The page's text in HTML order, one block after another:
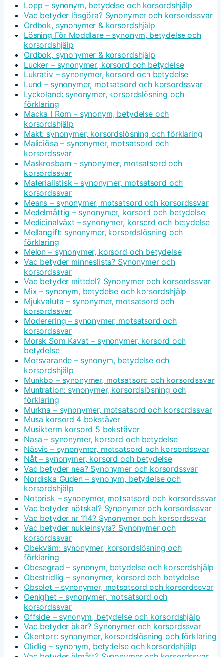
Lopp – synonym, betydelse och korsordshjälp
Vad betyder lösgöra? Synonymer och korsordssvar
Ordbok, synonymer & korsordshjälp
Lösning För Moddlare – synonym, betydelse och
korsordshjälp
Ordbok, synonymer & korsordshjälp
Lucker – synonymer, korsord och betydelse
Lukrativ – synonymer, korsord och betydelse
Lund – synonymer, motsatsord och korsordssvar
Lyckoland: synonymer, korsordslösning och
förklaring
Macka I Rom – synonym, betydelse och
korsordshjälp
Makt: synonymer, korsordslösning och förklaring
Maliciösa – synonymer, motsatsord och
korsordssvar
Maskrosbarn – synonymer, motsatsord och
korsordssvar
Materialistisk – synonymer, motsatsord och
korsordssvar
Means – synonymer, motsatsord och korsordssvar
Medelmåttig – synonymer, korsord och betydelse
Medicinalväxt – synonymer, korsord och betydelse
Mellangift: synonymer, korsordslösning och
förklaring
Melon – synonymer, korsord och betydelse
Vad betyder minneslista? Synonymer och
korsordssvar
Vad betyder mittdel? Synonymer och korsordssvar
Mix – synonym, betydelse och korsordshjälp
Mjukvaluta – synonymer, motsatsord och
korsordssvar
Moderering – synonymer, motsatsord och
korsordssvar
Morsk Som Kavat – synonymer, korsord och
betydelse
Motsvarande – synonym, betydelse och
korsordshjälp
Munkbo – synonymer, motsatsord och korsordssvar
Muntration: synonymer, korsordslösning och
förklaring
Murkna – synonymer, motsatsord och korsordssvar
Musa korsord 4 bokstäver
Musikterm korsord 5 bokstäver
Nasa – synonymer, korsord och betydelse
Näsvis – synonymer, motsatsord och korsordssvar
Nåt – synonymer, korsord och betydelse
Vad betyder nea? Synonymer och korsordssvar
Nordiska Guden – synonym, betydelse och
korsordshjälp
Notorisk – synonymer, motsatsord och korsordssvar
Vad betyder nötskal? Synonymer och korsordssvar
Vad betyder nr 114? Synonymer och korsordssvar
Vad betyder nukleinsyra? Synonymer och
korsordssvar
Obekväm: synonymer, korsordslösning och
förklaring
Obesegrad – synonym, betydelse och korsordshjälp
Obestridlig – synonymer, korsord och betydelse
Obsolet – synonymer, motsatsord och korsordssvar
Oenighet – synonymer, motsatsord och
korsordssvar
Offside – synonym, betydelse och korsordshjälp
Vad betyder ökar? Synonymer och korsordssvar
Ökentorr: synonymer, korsordslösning och förklaring
Olidlig – synonym, betydelse och korsordshjälp